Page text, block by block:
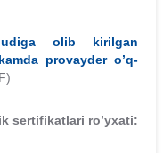
olib kirilgan
provayder o’q-
sertifikatlari ro’yxati: